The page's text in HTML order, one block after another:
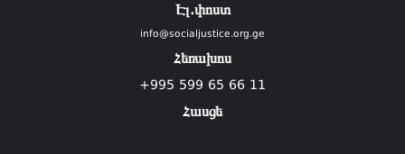
Էլ.փոստ
info@socialjustice.org.ge
Հեռախոս
+995 599 65 66 11
Հասցե